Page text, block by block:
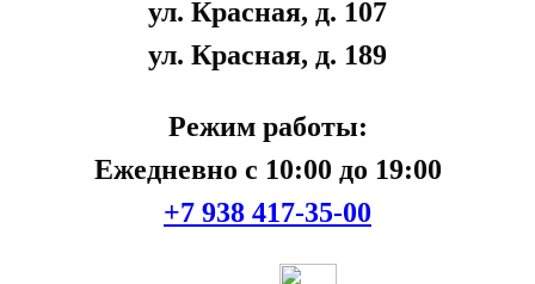
ул. Красная, д. 107
ул. Красная, д. 189
Режим работы:
Ежедневно с 10:00 до 19:00
+7 938 417-35-00